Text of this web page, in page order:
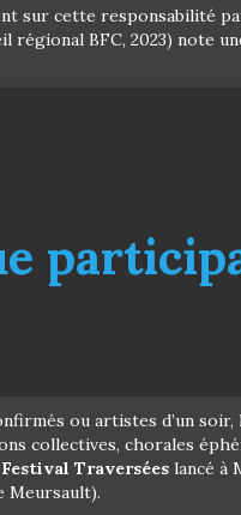
sur cette responsabilité
régional BFC, 2023) note
ou artistes d’un
collectives, chorales
Festival Traversées lancé à
Meursault).